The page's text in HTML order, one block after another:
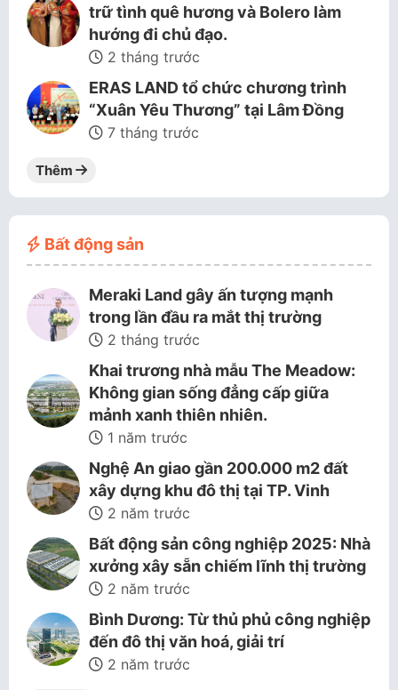
trữ tình quê hương và Bolero làm
hướng đi chủ đạo.
2 tháng trước
ERAS LAND tổ chức chương trình
“Xuân Yêu Thương” tại Lâm Đồng
7 tháng trước
Thêm
Bất động sản
Meraki Land gây ấn tượng mạnh
trong lần đầu ra mắt thị trường
2 tháng trước
Khai trương nhà mẫu The Meadow:
Không gian sống đẳng cấp giữa
mảnh xanh thiên nhiên.
1 năm trước
Nghệ An giao gần 200.000 m2 đất
xây dựng khu đô thị tại TP. Vinh
2 năm trước
Bất động sản công nghiệp 2025: Nhà
xưởng xây sẵn chiếm lĩnh thị trường
2 năm trước
Bình Dương: Từ thủ phủ công nghiệp
đến đô thị văn hoá, giải trí
2 năm trước